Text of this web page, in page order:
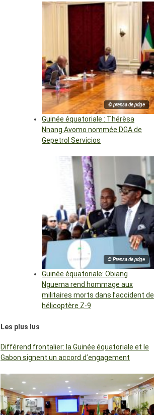
© prensa de pdge
Guinée équatoriale : Thérèsa
Nnang Avomo nommée DGA de
Gepetrol Servicios
© Prensa de pdge
Guinée équatoriale: Obiang
Nguema rend hommage aux
militaires morts dans l’accident de
hélicoptère Z-9
Les plus lus
Différend frontalier: la Guinée équatoriale et le
Gabon signent un accord d’engagement